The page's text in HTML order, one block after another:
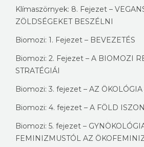
Klímaszörnyek: 8. Fejezet –
ZÖLDSÉGEKET BESZÉLNI
Biomozi: 1. Fejezet – BEVEZETÉS
Biomozi: 2. Fejezet – A BIOMOZI
STRATÉGIÁI
Biomozi: 3. fejezet – AZ
Biomozi: 4. fejezet – A FÖLD
Biomozi: 5. fejezet –
FEMINIZMUSTÓL AZ